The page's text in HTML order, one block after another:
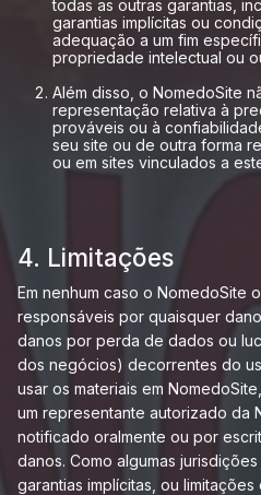
todas as outras garantias,
garantias implícitas ou
adequação a um fim
propriedade intelectual ou
Além disso, o NomedoSite
representação relativa à
prováveis ​​ou à
seu site ou de outra forma
ou em sites vinculados a
4. Limitações
Em nenhum caso o NomedoSite
responsáveis ​​por quaisquer
danos por perda de dados ou
dos negócios) decorrentes do
usar os materiais em
um representante autorizado da
notificado oralmente ou por
danos. Como algumas
garantias implícitas, ou